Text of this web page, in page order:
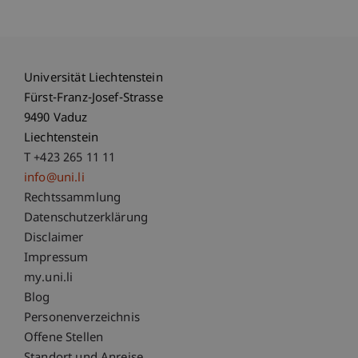
Universität Liechtenstein
Fürst-Franz-Josef-Strasse
9490 Vaduz
Liechtenstein
T +423 265 11 11
info@uni.li
Fußzeile Rechtliche Hinweise
Rechtssammlung
Datenschutzerklärung
Disclaimer
Impressum
Fußzeile Subdomain-Verzeichnis
my.uni.li
Blog
Personenverzeichnis
Offene Stellen